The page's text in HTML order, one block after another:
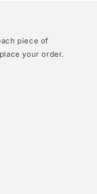
piece of
your order.